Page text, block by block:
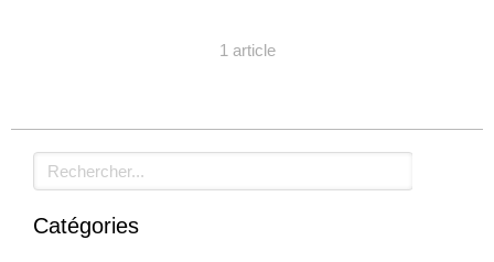
1 article
Rechercher
Catégories